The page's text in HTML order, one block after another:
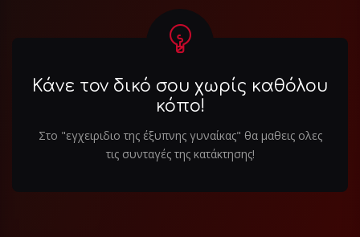
Κάνε τον δικό σου χωρίς καθόλου
κόπο!
Στο "εγχειριδιο της έξυπνης γυναίκας" θα μαθεις ολες
τις συνταγές της κατάκτησης!